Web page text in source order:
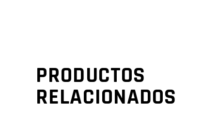
PRODUCTOS
RELACIONADOS